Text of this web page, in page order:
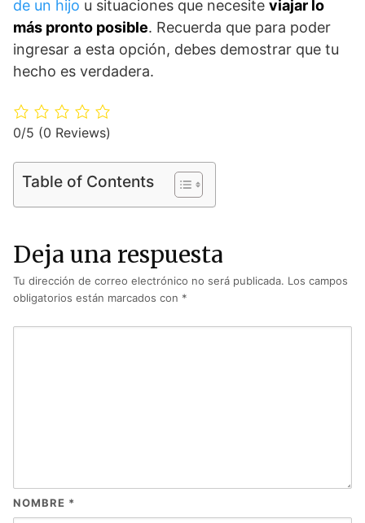
de un hijo u situaciones que necesite viajar lo
más pronto posible. Recuerda que para poder
ingresar a esta opción, debes demostrar que tu
hecho es verdadera.
0/5 (0 Reviews)
Table of Contents
Deja una respuesta
Tu dirección de correo electrónico no será publicada. Los campos
obligatorios están marcados con *
NOMBRE *